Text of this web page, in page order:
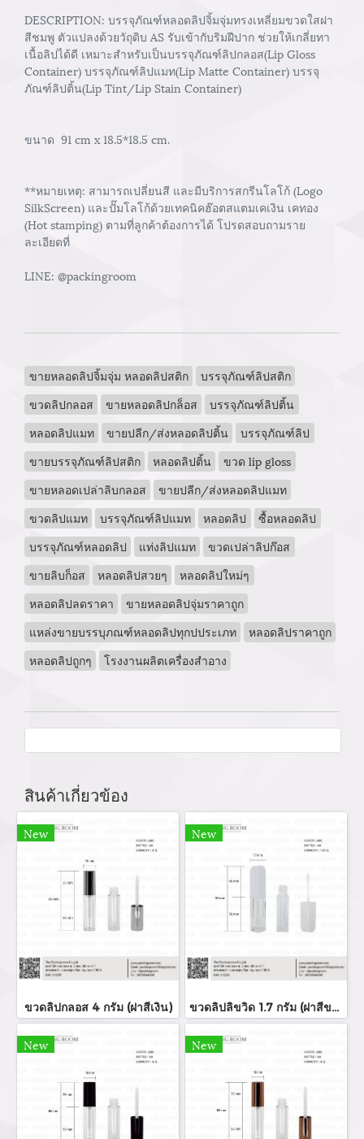
DESCRIPTION: บรรจุภัณฑ์หลอดลิปจิ้มจุ่มทรงเหลี่ยมขวดใสฝา
สีชมพู ตัวแปลงด้วยวัถุดิบ AS รับเข้ากับริมฝีปาก ช่วยให้เกลี่ยทา
เนื้อลิปได้ดี เหมาะสำหรับเป็นบรรจุภัณฑ์ลิปกลอส(Lip Gloss
Container) บรรจุภัณฑ์ลิปแมท(Lip Matte Container) บรรจุ
ภัณฑ์ลิปติ้น(Lip Tint/Lip Stain Container)
ขนาด 91 cm x 18.5*18.5 cm.
**หมายเหตุ: สามารถเปลี่ยนสี และมีบริการสกรีนโลโก้ (Logo
SilkScreen) และปั๊มโลโก้ด้วยเทคนิคฮ๊อตสแตมเคเงิน เคทอง
(Hot stamping) ตามที่ลูกค้าต้องการได้ โปรดสอบถามราย
ละเอียดที่
LINE: @packingroom
ขายหลอดลิปจิ้มจุ่ม หลอดลิปสติก
บรรจุภัณฑ์ลิปสติก
ขวดลิปกลอส
ขายหลอดลิปกล็อส
บรรจุภัณฑ์ลิปติ้น
หลอดลิปแมท
ขายปลีก/ส่งหลอดลิปติ้น
บรรจุภัณฑ์ลิป
ขายบรรจุภัณฑ์ลิปสติก
หลอดลิปติ้น
ขวด lip gloss
ขายหลอดเปล่าลิบกลอส
ขายปลีก/ส่งหลอดลิปแมท
ขวดลิปแมท
บรรจุภัณฑ์ลิปแมท หลอดลิป
ซื้อหลอดลิป
บรรจุภัณฑ์หลอดลิป
แท่งลิปแมท
ขวดเปล่าลิปก๊อส
ขายลิบก็อส
หลอดลิปสวยๆ
หลอดลิปใหม่ๆ
หลอดลิปลดราคา
ขายหลอดลิปจุ่มราคาถูก
แหล่งขายบรรบุภณฑ์หลอดลิปทุกปประเภท
หลอดลิปราคาถูก
หลอดลิปถูกๆ
โรงงานผลิตเครื่องสำอาง
สินค้าเกี่ยวข้อง
New
ขวดลิปกลอส 4 กรัม (ฝาสีเงิน)
New
ขวดลิปลิขวิด 1.7 กรัม (ฝาสีขาว)
New New